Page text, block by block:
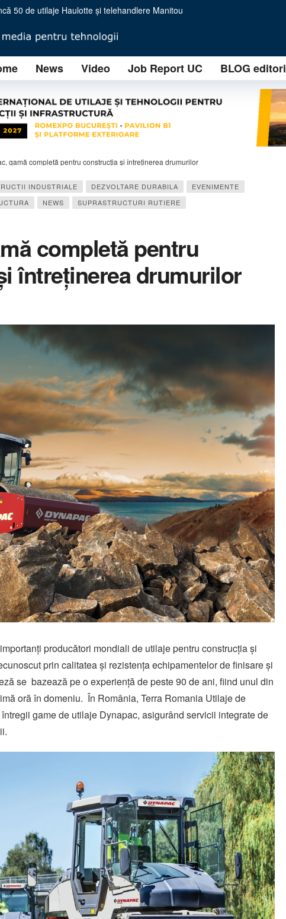
și forță în transportul profesionist
națională prin două noi sedii regionale în Turda și Timișoara
pentru o nouă eră în minerit
generație ale unui brand tânăr, dar cu ambiții industriale majore
SBM schimbă regulile jocului în concasarea mobilă
și eficiență operațională pentru concasarea modernă
2026: ”You will never crush alone”
News Video Job Report UC BLOG editori
gamă completă pentru construcția și întreținerea drumurilor
INDUSTRIALE DEZVOLTARE DURABILA
EVENIMENTE
NEWS
SUPRASTRUCTURI RUTIERE
completă pentru
întreținerea drumurilor
producători mondiali de utilaje pentru construcția și
prin calitatea și rezistența echipamentelor de finisare și
se bazează pe o experiență de peste 90 de ani, fiind unul din
oră în domeniu. În Româ­nia, Terra Romania Utilaje de
game de utilaje Dy­napac, asigurând servicii integrate de